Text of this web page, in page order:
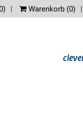
) Warenkorb (0)